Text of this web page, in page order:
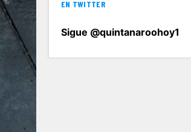
EN TWITTER
Sigue @quintanaroohoy1